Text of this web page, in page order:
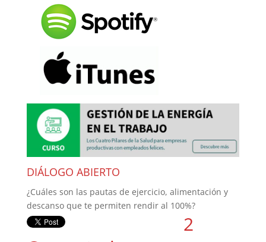
DIÁLOGO ABIERTO
¿Cuáles son las pautas de ejercicio, alimentación y
descanso que te permiten rendir al 100%?
2